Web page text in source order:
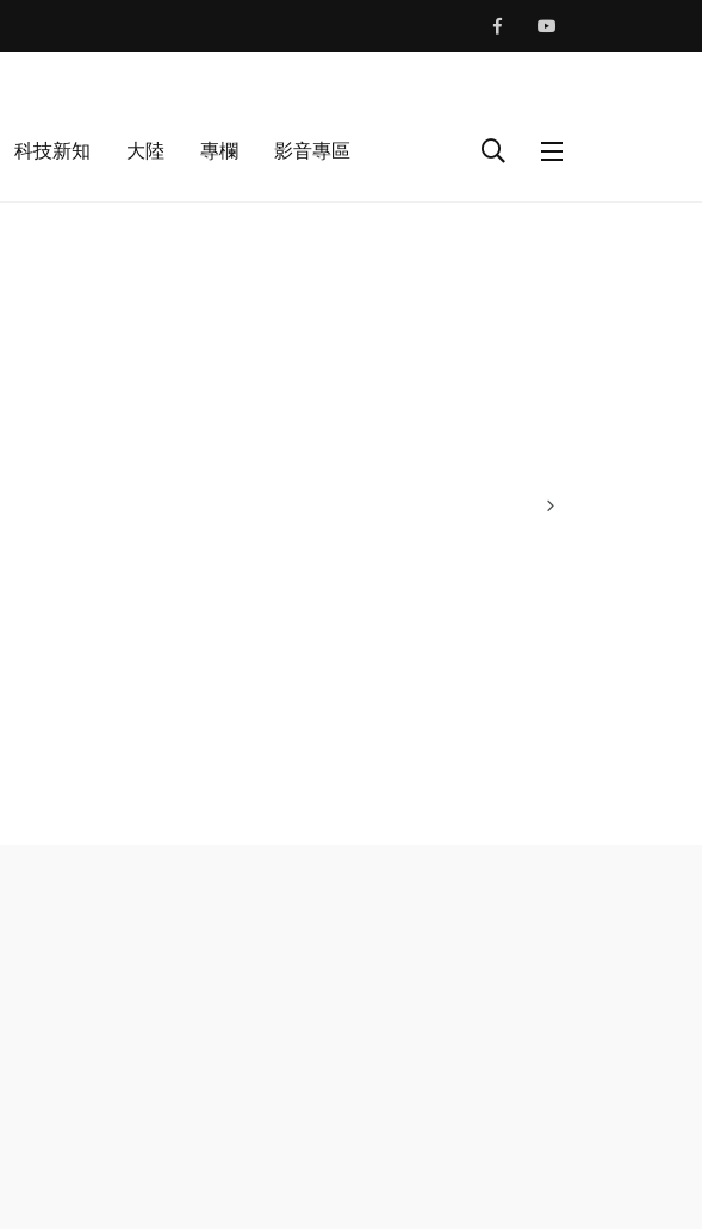
科技新知 大陸 專欄 影音專區